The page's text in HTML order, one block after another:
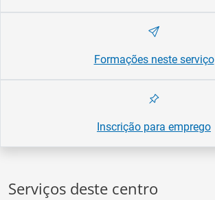
Formações neste serviço
Inscrição para emprego
Serviços deste centro